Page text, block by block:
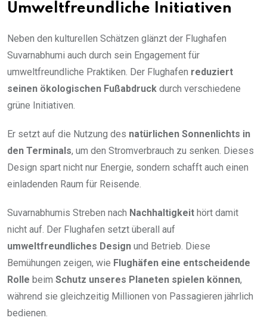
Umweltfreundliche Initiativen
Neben den kulturellen Schätzen glänzt der Flughafen
Suvarnabhumi auch durch sein Engagement für
umweltfreundliche Praktiken. Der Flughafen reduziert
seinen ökologischen Fußabdruck durch verschiedene
grüne Initiativen.
Er setzt auf die Nutzung des natürlichen Sonnenlichts in
den Terminals, um den Stromverbrauch zu senken. Dieses
Design spart nicht nur Energie, sondern schafft auch einen
einladenden Raum für Reisende.
Suvarnabhumis Streben nach Nachhaltigkeit hört damit
nicht auf. Der Flughafen setzt überall auf
umweltfreundliches Design und Betrieb. Diese
Bemühungen zeigen, wie Flughäfen eine entscheidende
Rolle beim Schutz unseres Planeten spielen können,
während sie gleichzeitig Millionen von Passagieren jährlich
bedienen.